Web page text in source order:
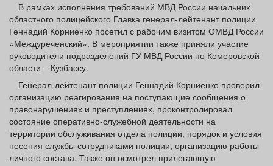
Товары Поздравления Погода
ТВ программа Я - пенсионер
В рамках исполнения требований МВД России начальник
областного полицейского Главка генерал-лейтенант полиции
Геннадий Корниенко посетил с рабочим визитом ОМВД России
«Междуреченский». В мероприятии также приняли участие
руководители подразделений ГУ МВД России по Кемеровской
области – Кузбассу.
Генерал-лейтенант полиции Геннадий Корниенко проверил
организацию реагирования на поступающие сообщения о
правонарушениях и преступлениях, проконтролировал
состояние оперативно-служебной деятельности на
территории обслуживания отдела полиции, порядок и условия
несения службы сотрудниками полиции, организацию работы
личного состава. Также он осмотрел прилегающую